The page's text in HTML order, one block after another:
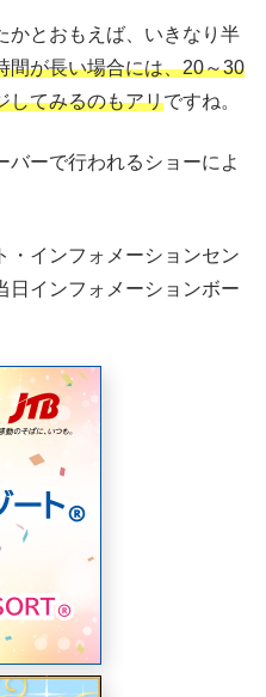
かとおもえば、いきなり半
間が長い場合には、20～30
してみるのもアリですね。
バーで行われるショーによ
・インフォメーションセン
日インフォメーションボー